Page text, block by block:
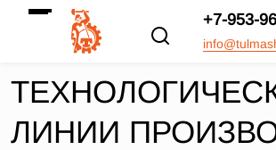
+7-953-
ЛИНИИ